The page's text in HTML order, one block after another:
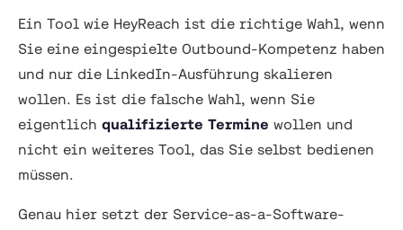
Ein Tool wie HeyReach ist die richtige Wahl, wenn
Sie eine eingespielte Outbound-Kompetenz haben
und nur die LinkedIn-Ausführung skalieren
wollen. Es ist die falsche Wahl, wenn Sie
eigentlich qualifizierte Termine wollen und
nicht ein weiteres Tool, das Sie selbst bedienen
müssen.
Genau hier setzt der Service-as-a-Software-